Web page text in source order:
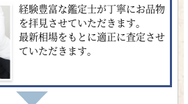
経験豊富な鑑定士が丁寧にお品物
を拝見させていただきます。
最新相場をもとに適正に査定させ
ていただきます。